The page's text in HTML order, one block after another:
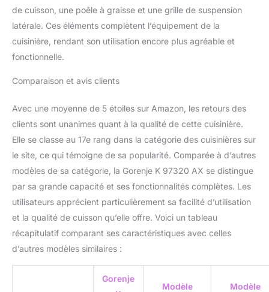
de cuisson, une poêle à graisse et une grille de suspension
latérale. Ces éléments complètent l’équipement de la
cuisinière, rendant son utilisation encore plus agréable et
fonctionnelle.
Comparaison et avis clients
Avec une moyenne de 5 étoiles sur Amazon, les retours des
clients sont unanimes quant à la qualité de cette cuisinière.
Elle se classe au 17e rang dans la catégorie des cuisinières sur
le site, ce qui témoigne de sa popularité. Comparée à d’autres
modèles de sa catégorie, la Gorenje K 97320 AX se distingue
par sa grande capacité et ses fonctionnalités complètes. Les
utilisateurs apprécient particulièrement sa facilité d’utilisation
et la qualité de cuisson qu’elle offre. Voici un tableau
récapitulatif comparant ses caractéristiques avec celles
d’autres modèles similaires :
Gorenje
Modèle Modèle